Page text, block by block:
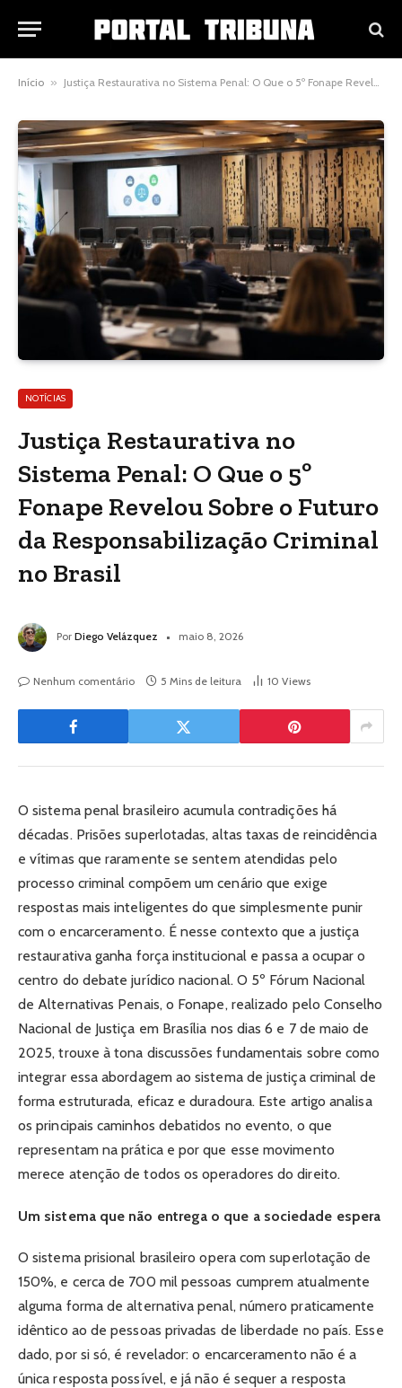
Início » Justiça Restaurativa no Sistema Penal: O Que o 5º Fonape Revelou Sobre o Futuro da Responsabilização Criminal no Brasil
NOTÍCIAS
Justiça Restaurativa no
Sistema Penal: O Que o 5º
Fonape Revelou Sobre o Futuro
da Responsabilização Criminal
no Brasil
Por Diego Velázquez maio 8, 2026
Nenhum comentário 5 Mins de leitura 10 Views
O sistema penal brasileiro acumula contradições há
décadas. Prisões superlotadas, altas taxas de reincidência
e vítimas que raramente se sentem atendidas pelo
processo criminal compõem um cenário que exige
respostas mais inteligentes do que simplesmente punir
com o encarceramento. É nesse contexto que a justiça
restaurativa ganha força institucional e passa a ocupar o
centro do debate jurídico nacional. O 5º Fórum Nacional
de Alternativas Penais, o Fonape, realizado pelo Conselho
Nacional de Justiça em Brasília nos dias 6 e 7 de maio de
2025, trouxe à tona discussões fundamentais sobre como
integrar essa abordagem ao sistema de justiça criminal de
forma estruturada, eficaz e duradoura. Este artigo analisa
os principais caminhos debatidos no evento, o que
representam na prática e por que esse movimento
merece atenção de todos os operadores do direito.
Um sistema que não entrega o que a sociedade espera
O sistema prisional brasileiro opera com superlotação de
150%, e cerca de 700 mil pessoas cumprem atualmente
alguma forma de alternativa penal, número praticamente
idêntico ao de pessoas privadas de liberdade no país. Esse
dado, por si só, é revelador: o encarceramento não é a
única resposta possível, e já não é sequer a resposta